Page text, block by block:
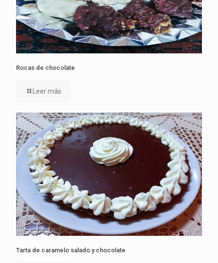
Rocas de chocolate
Leer más
Tarta de caramelo salado y chocolate